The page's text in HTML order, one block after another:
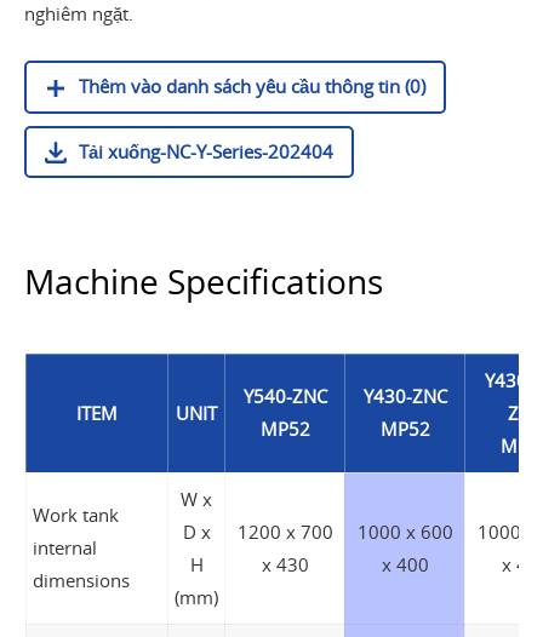
nghiêm ngặt.
Thêm vào danh sách yêu cầu thông tin (0)
Tải xuống-NC-Y-Series-202404
Machine Specifications
ITEM UNIT
Y540-ZNC
MP52
Y430-ZNC
MP52
ZNC
Work tank
internal
dimensions
W x
D x
H
(mm)
1200 x 700
x 430
1000 x 600
x 400
1000 x
x